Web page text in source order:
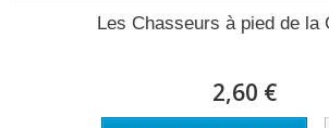
Les Chasseurs à pied de la
2,60 €